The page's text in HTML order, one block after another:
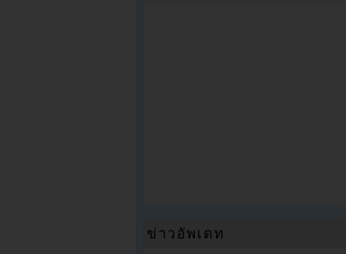
ข่าวอัพเดท